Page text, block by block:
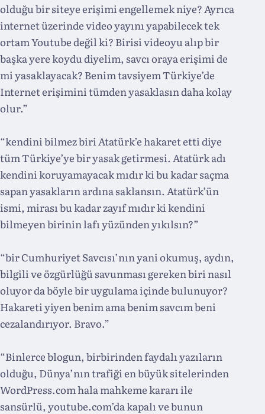
olduğu bir siteye erişimi engellemek niye? Ayrıca
internet üzerinde video yayını yapabilecek tek
ortam Youtube değil ki? Birisi videoyu alıp bir
başka yere koydu diyelim, savcı oraya erişimi de
mi yasaklayacak? Benim tavsiyem Türkiye’de
Internet erişimini tümden yasaklasın daha kolay
olur.”
“kendini bilmez biri Atatürk’e hakaret etti diye
tüm Türkiye’ye bir yasak getirmesi. Atatürk adı
kendini koruyamayacak mıdır ki bu kadar saçma
sapan yasakların ardına saklansın. Atatürk’ün
ismi, mirası bu kadar zayıf mıdır ki kendini
bilmeyen birinin lafı yüzünden yıkılsın?”
“bir Cumhuriyet Savcısı’nın yani okumuş, aydın,
bilgili ve özgürlüğü savunması gereken biri nasıl
oluyor da böyle bir uygulama içinde bulunuyor?
Hakareti yiyen benim ama benim savcım beni
cezalandırıyor. Bravo.”
“Binlerce blogun, birbirinden faydalı yazıların
olduğu, Dünya’nın trafiği en büyük sitelerinden
WordPress.com hala mahkeme kararı ile
sansürlü, youtube.com’da kapalı ve bunun